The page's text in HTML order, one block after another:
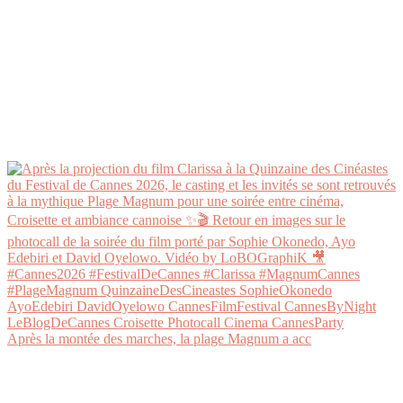
Après la montée des marches, la plage Magnum a acc